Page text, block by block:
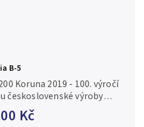
B-5
Kč
Koruna 2019 - 100. výročí
československé výroby
Fojtů, Aurea C222, kapsle,